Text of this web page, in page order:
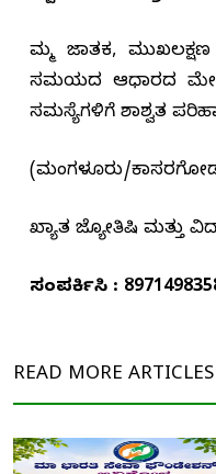
ನಿಮ್ಮ ಜಾತಕ, ಮುಖಲಕ್ಷಣ
ಸಮಯದ ಆಧಾರದ ಮೇಲೆ
ಸಮಸ್ಯೆಗಳಿಗೆ ಶಾಶ್ವತ
(ಮಂಗಳೂರು/
ಖ್ಯಾತ ಜ್ಯೋತಿಷಿ ಮತ್ತು
ಸಂಪರ್ಕಿಸಿ :
READ MORE ARTICLES